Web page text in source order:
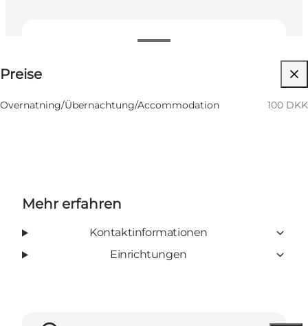
Preise
Overnatning/Übernachtung/Accommodation 100 DKK
Mehr erfahren
Kontaktinformationen
Einrichtungen